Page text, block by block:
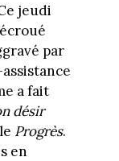
jeudi
par
a fait
désir
Progrès.
en